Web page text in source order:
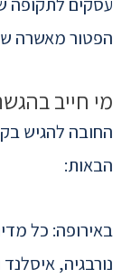
הפטור מאשרה
מי חייב
הבאות:
באירופה: כל
נורבגיה, איסלנד